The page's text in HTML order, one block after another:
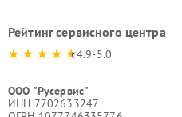
Рейтинг сервисного центра
4.9-5.0
ООО "Русервис"
ИНН 7702633247